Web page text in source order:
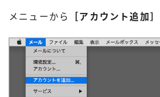
メニューから ［アカウント追加］